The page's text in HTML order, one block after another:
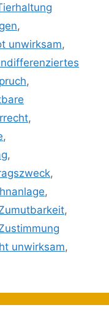
,
unwirksam,
,
,
,
,
,
,
,
unwirksam,